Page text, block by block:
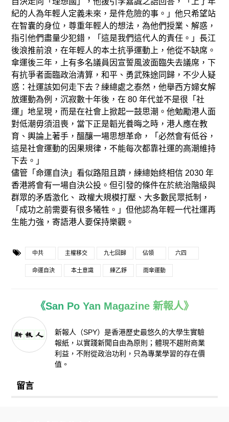
紀的人為年輕人定義未來，是件危險的事。」他只希望站
在智囊的身位，尊重年輕人的想法，為他們授業、解惑，
指引他們盡量少犯錯，「這是我們這代人的責任。」長江
後浪推前浪，在年輕人的本土抗爭運動上，他從不缺席。
傘運後三年，上有多名議員因宣誓風波面臨失去議席，下
有抗爭者面臨政治清算，和平、勇武殊途同歸，不少人疑
惑：社運該如何走下去？練總處之泰然，他舉西方婦女解
放運動為例，沉寂數十年後，在 80 年代並不是很「社
運」地呈現，而是在社會上掀起一鼓思潮。他勉勵港人面
對低潮毋須沮喪，當下正是韜光養晦之時，港人應在教
育、輿論上著手，醞釀一場思想革命，「必然會有低谷，
這是社會運動的因果規律，不能每次都靠社運的高潮維持
下去。」
儘管「命運自決」看似路阻且躋，練總始終相信 2030 年
香港將會有一場自決公投。但引發的條件在於統治階級與
群眾的矛盾激化、 政權大規模打壓、大多數民眾抵制，
「成功之前需要有很多犧牲。」但他認為年輕一代社運再
生能力強，寄語港人要保持樂觀。
中共 主權移交 九七回歸 佔領 六四
命運自決 本土意識 練乙錚 雨傘運動
《San Po Yan Magazine 新報人》
新報人（SPY）是香港歷史最悠久的大學生實驗
報紙，以實踐新聞自由為原則；體現不趨附商業
利益，不附從政治功利，只為專業學習的存在價
值。
留言